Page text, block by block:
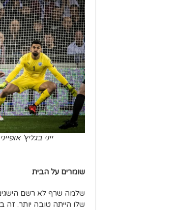
ייני בגליץ'
שומרים על הבית
שלמה שרף לא רשם
שלו הייתה טובה יותר. זה